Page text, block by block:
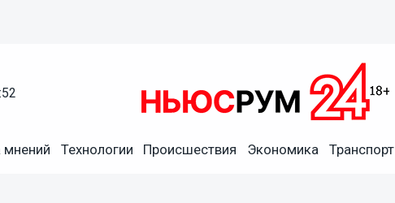
мнений Технологии Происшествия Экономика Транспорт
благодарность за